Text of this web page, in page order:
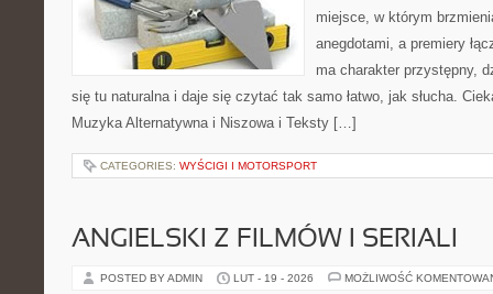
miejsce, w którym
anegdotami, a premiery
ma charakter przystępny,
się tu naturalna i daje się czytać tak samo łatwo, jak słucha.
Muzyka Alternatywna i Niszowa i Teksty […]
CATEGORIES: WYŚCIGI I MOTORSPORT
ANGIELSKI Z FILMÓW I SERIALI
POSTED BY ADMIN LUT - 19 - 2026 MOŻLIWOŚĆ